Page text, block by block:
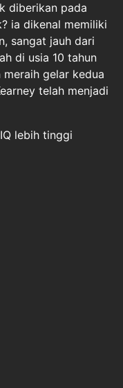
diberikan pada
ia dikenal memiliki
sangat jauh dari
di usia 10 tahun
gelar kedua
telah menjadi
lebih tinggi